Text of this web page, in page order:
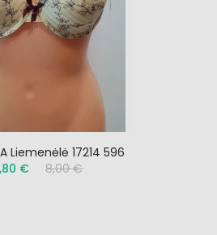
Liemenėlė 17214 596
€
8,00 €